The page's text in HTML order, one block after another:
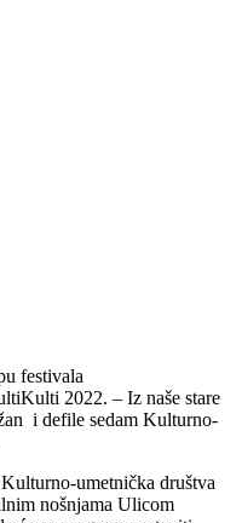
festivala
2022. – Iz naše stare
i defile sedam Kulturno-
umetnička društva
nošnjama Ulicom